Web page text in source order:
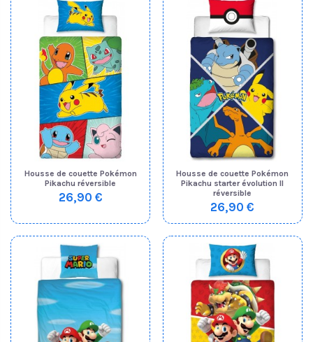
Housse de couette Pokémon
Pikachu réversible
26,90 €
Housse de couette Pokémon
Pikachu starter évolution II
réversible
26,90 €